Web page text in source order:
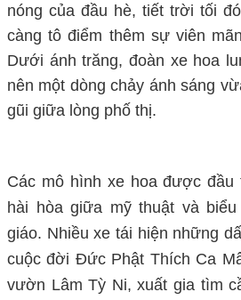
nóng của đầu hè, tiết trời tối
càng tô điểm thêm sự viên
Dưới ánh trăng, đoàn xe hoa
nên một dòng chảy ánh sáng
gũi giữa lòng phố thị.
Các mô hình xe hoa được
hài hòa giữa mỹ thuật và
giáo. Nhiều xe tái hiện những
cuộc đời Đức Phật Thích Ca
vườn Lâm Tỳ Ni, xuất gia tìm